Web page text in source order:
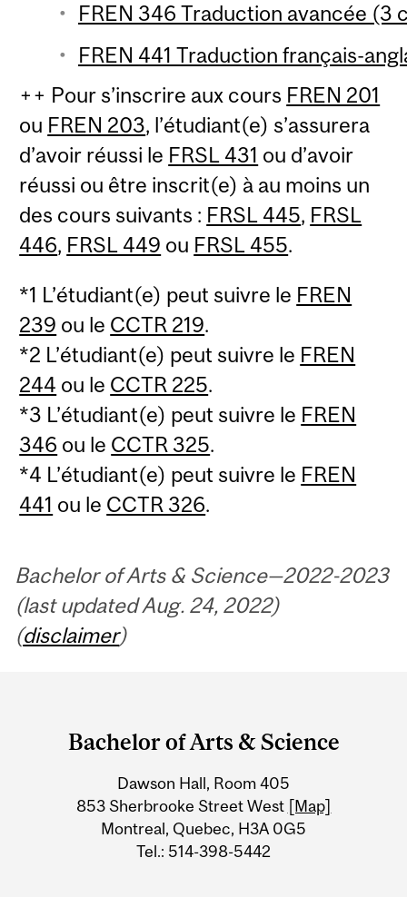
FREN 346 Traduction avancée (3
FREN 441 Traduction français-
++ Pour s’inscrire aux cours FREN 201
ou FREN 203, l’étudiant(e) s’assurera
d’avoir réussi le FRSL 431 ou d’avoir
réussi ou être inscrit(e) à au moins un
des cours suivants : FRSL 445, FRSL
446, FRSL 449 ou FRSL 455.
*1 L’étudiant(e) peut suivre le FREN
239 ou le CCTR 219.
*2 L’étudiant(e) peut suivre le FREN
244 ou le CCTR 225.
*3 L’étudiant(e) peut suivre le FREN
346 ou le CCTR 325.
*4 L’étudiant(e) peut suivre le FREN
441 ou le CCTR 326.
Bachelor of Arts & Science—2022-2023
(last updated Aug. 24, 2022)
(disclaimer)
Information
Bachelor of Arts & Science
Dawson Hall, Room 405
853 Sherbrooke Street West [Map]
Montreal, Quebec, H3A 0G5
Tel.: 514-398-5442